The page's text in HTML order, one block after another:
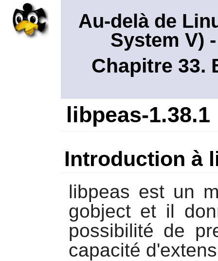
Au-delà de
System V)
Chapitre 33.
libpeas-1.38.1
Introduction à
libpeas est un
gobject et il
possibilité de
capacité